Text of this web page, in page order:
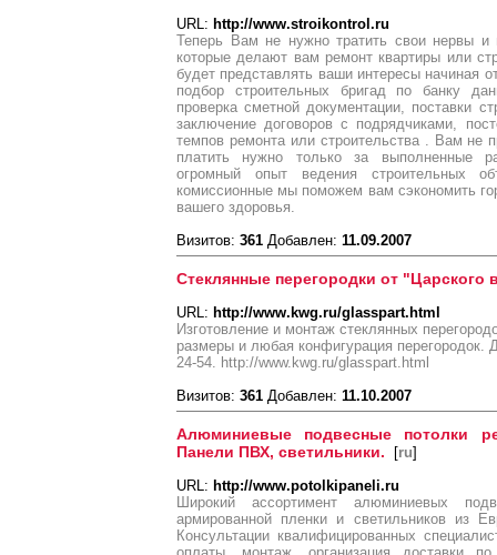
URL: http://www.stroikontrol.ru
Теперь Вам не нужно тратить свои нервы
которые делают вам ремонт квартиры или
будет представлять ваши интересы начиная
подбор строительных бригад по банку
проверка сметной документации, поставки
заключение договоров с подрядчиками,
темпов ремонта или строительства . Вам не
платить нужно только за выполненные
огромный опыт ведения строительных
комиссионные мы поможем вам сэкономить
вашего здоровья.
Визитов: 361 Добавлен: 11.09.2007
Стеклянные перегородки от "Царского
URL: http://www.kwg.ru/glasspart.html
Изготовление и монтаж стеклянных
размеры и любая конфигурация перегородок.
24-54. http://www.kwg.ru/glasspart.html
Визитов: 361 Добавлен: 11.10.2007
Алюминиевые подвесные потолки
Панели ПВХ, светильники. [ru]
URL: http://www.potolkipaneli.ru
Широкий ассортимент алюминиевых
армированной пленки и светильников из
Консультации квалифицированных